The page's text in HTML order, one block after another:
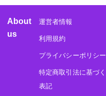
About
us
運営者情報
利用規約
プライバシーポリシー
特定商取引法に基づく
表記